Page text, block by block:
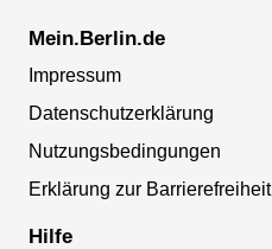
Mein.Berlin.de
Impressum
Datenschutzerklärung
Nutzungsbedingungen
Erklärung zur Barrierefreiheit
Hilfe